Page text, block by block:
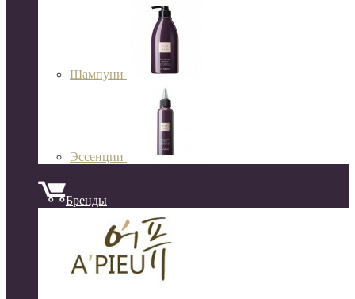
Шампуни
Эссенции
Бренды